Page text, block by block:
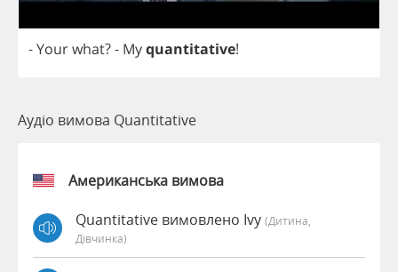
-Yourwhat?- Myquantitative!
Аудіо вимова Quantitative
Американська вимова
Quantitative вимовлено Ivy (дитина,
Дівчинка)